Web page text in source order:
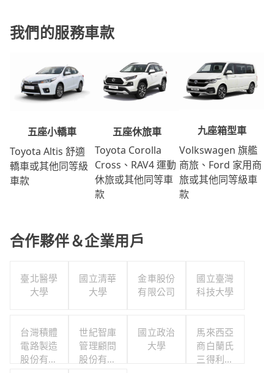
我們的服務車款
五座小轎車
Toyota Altis 舒適
轎車或其他同等級
車款
五座休旅車
Toyota Corolla
Cross、RAV4 運動
休旅或其他同等車
款
九座箱型車
Volkswagen 旗艦
商旅、Ford 家用商
旅或其他同等級車
款
合作夥伴＆企業用戶
臺北醫學
大學
國立清華
大學
金車股份
有限公司
國立臺灣
科技大學
台灣積體
電路製造
股份有限
世紀智庫
管理顧問
股份有限
國立政治
大學
馬來西亞
商白蘭氏
三得利股